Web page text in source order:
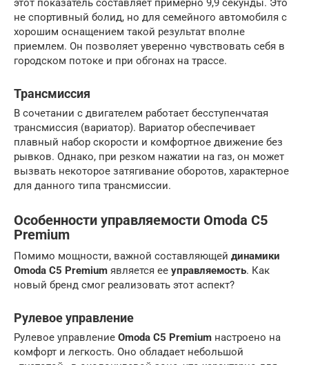
этот показатель составляет примерно 9,9 секунды. Это
не спортивный болид, но для семейного автомобиля с
хорошим оснащением такой результат вполне
приемлем. Он позволяет уверенно чувствовать себя в
городском потоке и при обгонах на трассе.
Трансмиссия
В сочетании с двигателем работает бесступенчатая
трансмиссия (вариатор). Вариатор обеспечивает
плавный набор скорости и комфортное движение без
рывков. Однако, при резком нажатии на газ, он может
вызвать некоторое затягивание оборотов, характерное
для данного типа трансмиссии.
Особенности управляемости Omoda C5
Premium
Помимо мощности, важной составляющей динамики
Omoda C5 Premium является ее управляемость. Как
новый бренд смог реализовать этот аспект?
Рулевое управление
Рулевое управление Omoda C5 Premium настроено на
комфорт и легкость. Оно обладает небольшой